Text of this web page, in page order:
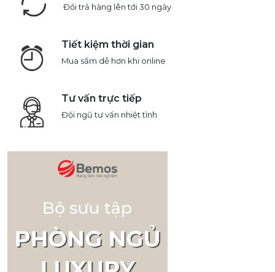
Đổi trả hàng lên tới 30 ngày
Tiết kiệm thời gian
Mua sắm dễ hơn khi online
Tư vấn trực tiếp
Đội ngũ tư vấn nhiệt tình